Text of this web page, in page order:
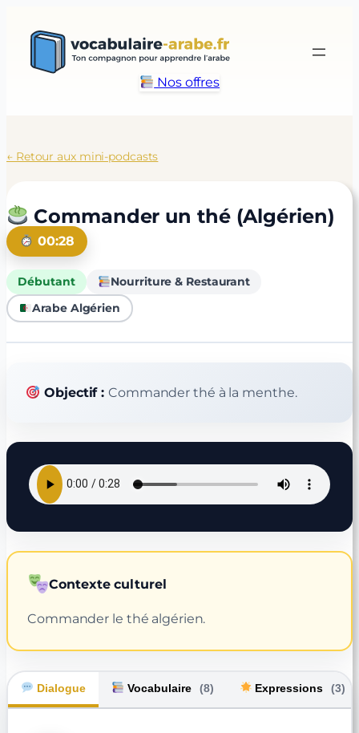
Nos offres
← Retour aux mini-podcasts
Commander un thé (Algérien)
00:28
Débutant
Nourriture & Restaurant
Arabe Algérien
Objectif :Commander thé à la menthe.
Contexte culturel
Commander le thé algérien.
Dialogue Vocabulaire (8) Expressions (3)